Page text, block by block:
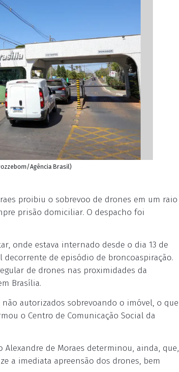
Agência Brasil)
proibiu o sobrevoo de drones em um raio
prisão domiciliar. O despacho foi
onde estava internado desde o dia 13 de
de episódio de broncoaspiração.
de drones nas proximidades da
Brasília.
autorizados sobrevoando o imóvel, o que
o Centro de Comunicação Social da
de Moraes determinou, ainda, que,
a imediata apreensão dos drones, bem